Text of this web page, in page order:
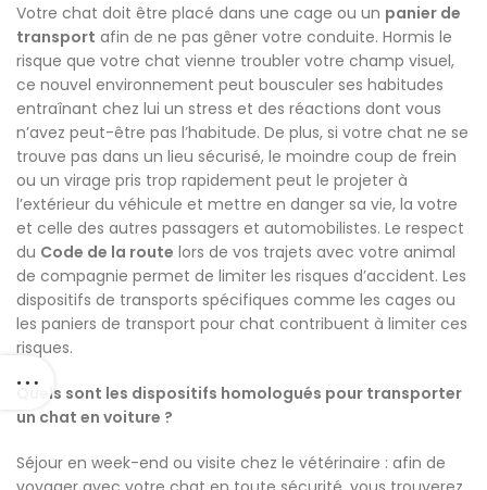
Votre chat doit être placé dans une cage ou un panier de
transport afin de ne pas gêner votre conduite. Hormis le
risque que votre chat vienne troubler votre champ visuel,
ce nouvel environnement peut bousculer ses habitudes
entraînant chez lui un stress et des réactions dont vous
n’avez peut-être pas l’habitude. De plus, si votre chat ne se
trouve pas dans un lieu sécurisé, le moindre coup de frein
ou un virage pris trop rapidement peut le projeter à
l’extérieur du véhicule et mettre en danger sa vie, la votre
et celle des autres passagers et automobilistes. Le respect
du Code de la route lors de vos trajets avec votre animal
de compagnie permet de limiter les risques d’accident. Les
dispositifs de transports spécifiques comme les cages ou
les paniers de transport pour chat contribuent à limiter ces
risques.
Quels sont les dispositifs homologués pour transporter
un chat en voiture ?
Séjour en week-end ou visite chez le vétérinaire : afin de